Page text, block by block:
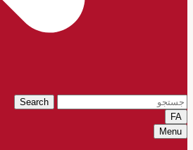
Search
FA
Menu